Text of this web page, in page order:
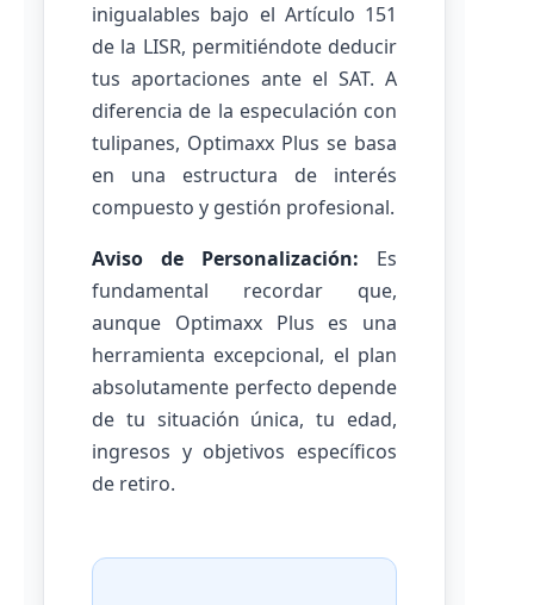
inigualables bajo el Artículo 151
de la LISR, permitiéndote deducir
tus aportaciones ante el SAT. A
diferencia de la especulación con
tulipanes, Optimaxx Plus se basa
en una estructura de interés
compuesto y gestión profesional.
Aviso de Personalización: Es
fundamental recordar que,
aunque Optimaxx Plus es una
herramienta excepcional, el plan
absolutamente perfecto depende
de tu situación única, tu edad,
ingresos y objetivos específicos
de retiro.